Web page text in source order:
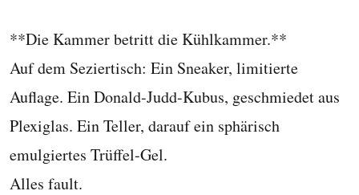
**Die Kammer betritt die Kühlkammer.**
Auf dem Seziertisch: Ein Sneaker, limitierte
Auflage. Ein Donald-Judd-Kubus, geschmiedet aus
Plexiglas. Ein Teller, darauf ein sphärisch
emulgiertes Trüffel-Gel.
Alles fault.